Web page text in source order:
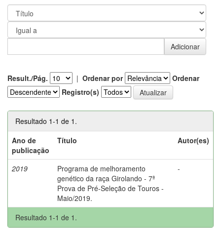
Result./Pág. | Ordenar por
Ordenar
Registro(s)
Resultado 1-1 de 1.
Ano de
publicação
Título Autor(es)
2019
Programa de melhoramento
genético da raça Girolando - 7ª
Prova de Pré-Seleção de Touros -
Maio/2019.
-
Resultado 1-1 de 1.